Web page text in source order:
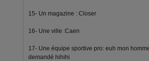
15- Un magazine : Closer
16- Une ville :Caen
17- Une équipe sportive pro: euh mon
demandé hihihi